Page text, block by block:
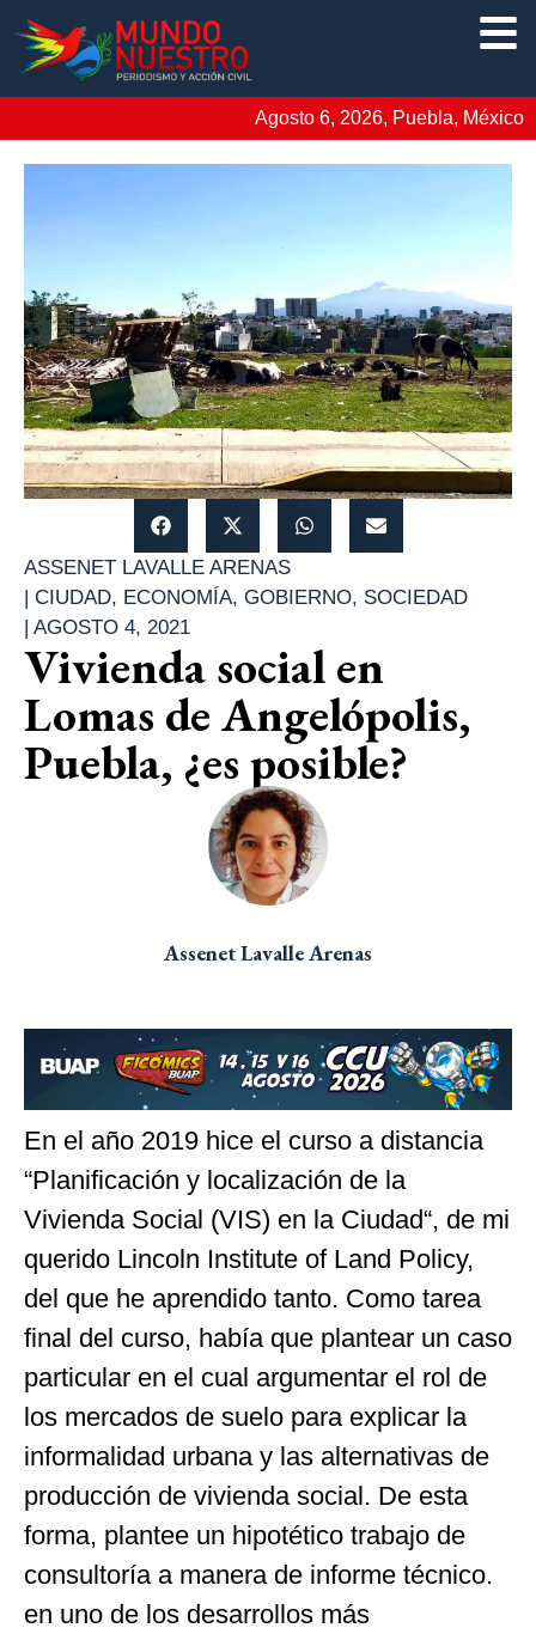
Agosto 6, 2026, Puebla, México
ASSENET LAVALLE ARENAS
CIUDAD, ECONOMÍA, GOBIERNO, SOCIEDAD
AGOSTO 4, 2021
Vivienda social en
Lomas de Angelópolis,
Puebla, ¿es posible?
Assenet Lavalle Arenas
En el año 2019 hice el curso a distancia
“Planificación y localización de la
Vivienda Social (VIS) en la Ciudad“, de mi
querido Lincoln Institute of Land Policy,
del que he aprendido tanto. Como tarea
final del curso, había que plantear un caso
particular en el cual argumentar el rol de
los mercados de suelo para explicar la
informalidad urbana y las alternativas de
producción de vivienda social. De esta
forma, plantee un hipotético trabajo de
consultoría a manera de informe técnico.
en uno de los desarrollos más